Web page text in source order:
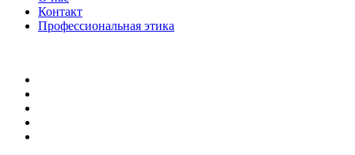
Контакт
Профессиональная этика